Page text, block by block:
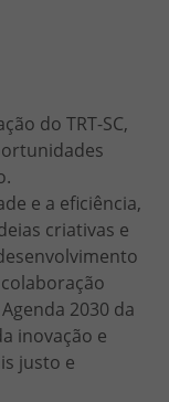
do TRT-SC,
e a eficiência,
criativas e
2030 da
inovação e
justo e